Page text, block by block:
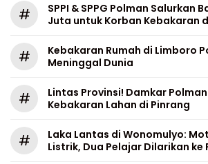
#
SPPI & SPPG Polman Salurkan
Juta untuk Korban Kebakaran
#
Kebakaran Rumah di Limboro
Meninggal Dunia
#
Lintas Provinsi! Damkar
Kebakaran Lahan di Pinrang
#
Laka Lantas di Wonomulyo:
Listrik, Dua Pelajar Dilarikan ke